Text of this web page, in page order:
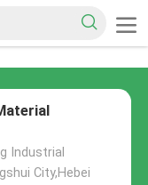
Industrial
City,Hebei